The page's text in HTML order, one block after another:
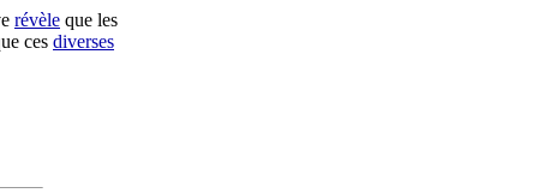
révèle que les
ces diverses